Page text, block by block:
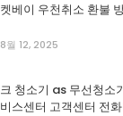
베이 우천취소 환불
8월 12, 2025
청소기 as 무선청소
스센터 고객센터 전